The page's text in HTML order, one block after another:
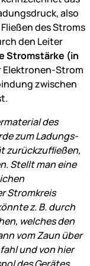
also
des Stroms
den Leiter
Stromstärke (in
Elektronen-Strom
zwischen
des
zum Ladungs-
zurückzufließen,
Stellt man eine
Stromkreis
z. B. durch
welches den
vom Zaun über
und von hier